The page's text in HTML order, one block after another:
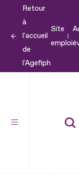
contenu
Retour
à
l'accueil
de
l'Agefiph
Site
emploi